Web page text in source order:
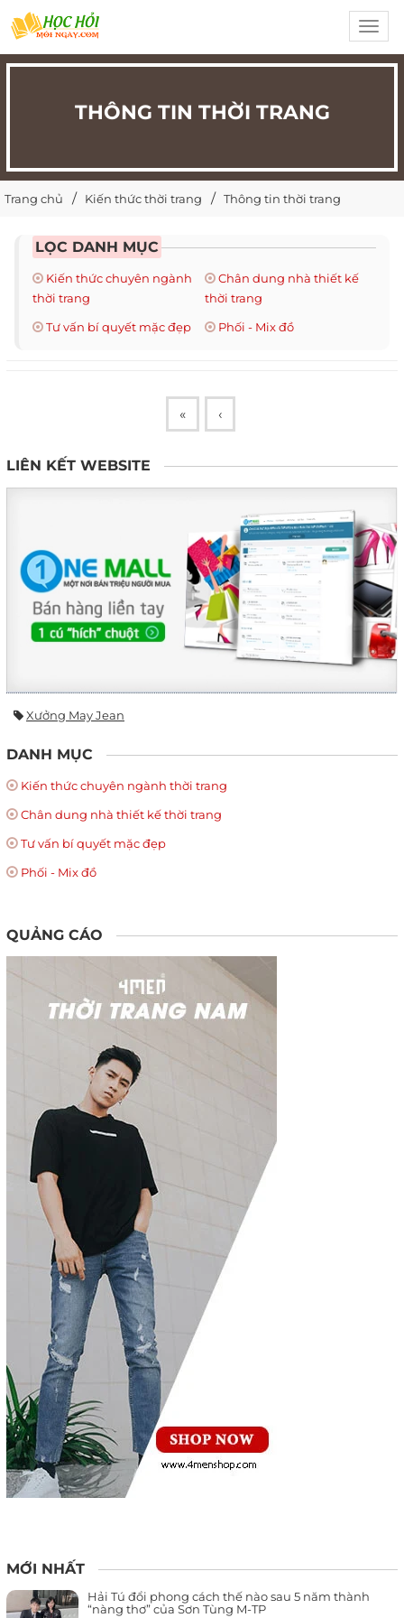
THÔNG TIN THỜI TRANG
Trang chủ Kiến thức thời trang Thông tin thời trang
LỌC DANH MỤC
Kiến thức chuyên ngành
thời trang
Chân dung nhà thiết kế
thời trang
Tư vấn bí quyết mặc đẹp
Phối - Mix đồ
« ‹
LIÊN KẾT WEBSITE
Xưởng May Jean
DANH MỤC
Kiến thức chuyên ngành thời trang
Chân dung nhà thiết kế thời trang
Tư vấn bí quyết mặc đẹp
Phối - Mix đồ
QUẢNG CÁO
MỚI NHẤT
Hải Tú đổi phong cách thế nào sau 5 năm thành
“nàng thơ” của Sơn Tùng M-TP